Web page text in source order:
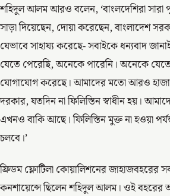
শহিদুল আলম আরও বলেন, ‘বাংলদেশিরা সারা
সাড়া দিয়েছেন, দোয়া করেছেন, বাংলাদেশ
যেভাবে সাহায্য করেছে- সবাইকে ধন্যবাদ
যেতে পেরেছি, অনেকে পারেনি। অনেকে
যোগাযোগ করেছে। আমাদের মতো আরও হাজার
দরকার, যতদিন না ফিলিস্তিন স্বাধীন হয়।
এখনও বাকি আছে। ফিলিস্তিন মুক্ত না হওয়া
চলবে।’
ফ্রিডম ফ্লোটিলা কোয়ালিশনের জাহাজবহরের
কনশায়েন্সে ছিলেন শহিদুল আলম। ওই